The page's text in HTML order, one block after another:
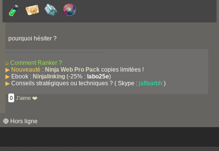
pourquoi hésiter ?
⌕ Comment Ranker ?
▶ Nouveauté : Ninja Web Pro Pack copies limitées !
▶ Ebook : Ninjalinking (-25% : labo25e)
▶ Conseils stratégiques ou techniques ? ( Skype : jaffaarbh )
0 J'aime ❤️
🔴 Hors ligne